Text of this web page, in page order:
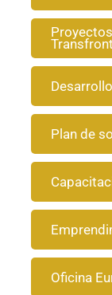
Plan de
Oficina